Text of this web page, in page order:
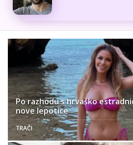
Po razhodu s hrvaško
nove lepotice
TRAČI